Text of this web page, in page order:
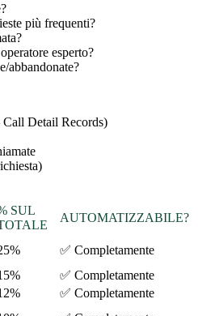
più frequenti?
esperto?
abbandonate?
Detail Records)
SUL
AUTOMATIZZABILE?
✅ Completamente
✅ Completamente
✅ Completamente